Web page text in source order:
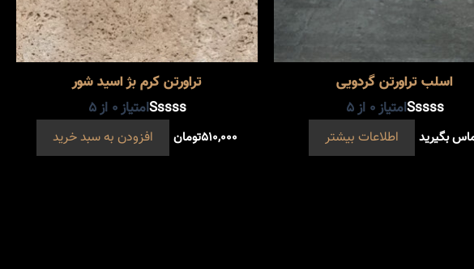
اسلب تراورتن گردویی
امتیاز0 از 5
بگیرید اطلاعات بیشتر
تراورتن کرم بژ اسید شور
امتیاز0 از 5
۵۱۰,۰۰۰تومان افزودن به سبد خرید